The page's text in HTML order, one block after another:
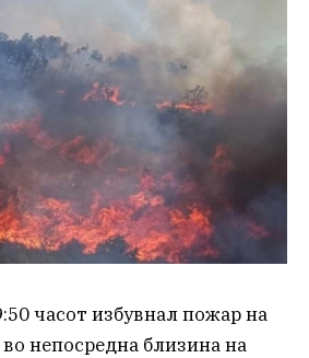
часот избувнал пожар на
непосредна близина на